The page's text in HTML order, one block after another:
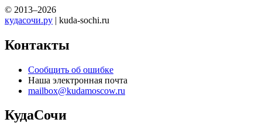
© 2013–2026
кудасочи.ру | kuda-sochi.ru
Контакты
Сообщить об ошибке
Наша электронная почта
mailbox@kudamoscow.ru
КудаСочи